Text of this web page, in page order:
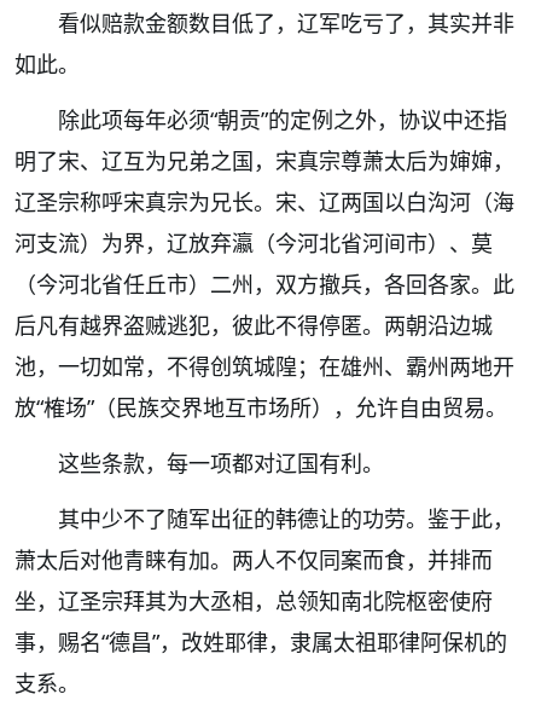
看似赔款金额数目低了，辽军吃亏了，其实并非
如此。
除此项每年必须“朝贡”的定例之外，协议中还指
明了宋、辽互为兄弟之国，宋真宗尊萧太后为婶婶，
辽圣宗称呼宋真宗为兄长。宋、辽两国以白沟河（海
河支流）为界，辽放弃瀛（今河北省河间市）、莫
（今河北省任丘市）二州，双方撤兵，各回各家。此
后凡有越界盗贼逃犯，彼此不得停匿。两朝沿边城
池，一切如常，不得创筑城隍；在雄州、霸州两地开
放“榷场”（民族交界地互市场所），允许自由贸易。
这些条款，每一项都对辽国有利。
其中少不了随军出征的韩德让的功劳。鉴于此，
萧太后对他青睐有加。两人不仅同案而食，并排而
坐，辽圣宗拜其为大丞相，总领知南北院枢密使府
事，赐名“德昌”，改姓耶律，隶属太祖耶律阿保机的
支系。